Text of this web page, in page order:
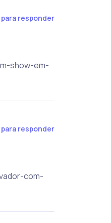
responder
show-em-
responder
com-